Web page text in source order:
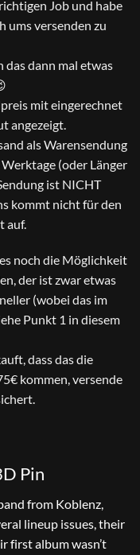
Job und habe
ums versenden zu
das dann mal etwas
mit eingerechnet
angezeigt.
als Warensendung
(oder Länger
ist NICHT
kommt nicht für den
auf.
noch die Möglichkeit
der ist zwar etwas
(wobei das im
Punkt 1 in diesem
dass das die
kommen, versende
Pin
from Koblenz,
lineup issues, their
first album wasn’t